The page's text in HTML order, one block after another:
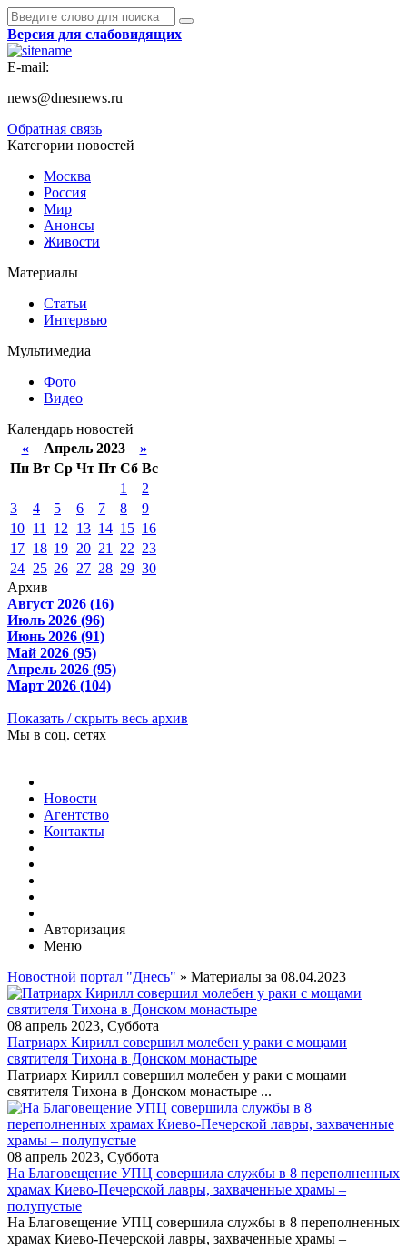
Версия для слабовидящих
E-mail:
news@dnesnews.ru
Обратная связь
Категории новостей
Москва
Россия
Мир
Анонсы
Живости
Материалы
Статьи
Интервью
Мультимедиа
Фото
Видео
Календарь новостей
«Апрель 2023 »
Пн Вт Ср Чт Пт Сб Вс
1
2
3
4 5 6 7 8
9
10 11 12 13 14 15 16
17 18 19 20 21 22 23
24 25 26 27 28 29 30
Архив
Август 2026 (16)
Июль 2026 (96)
Июнь 2026 (91)
Май 2026 (95)
Апрель 2026 (95)
Март 2026 (104)
Показать / скрыть весь архив
Мы в соц. сетях
Новости
Агентство
Контакты
Авторизация
Меню
Новостной портал "Днесь" » Материалы за 08.04.2023
08 апрель 2023, Суббота
Патриарх Кирилл совершил молебен у раки с мощами
святителя Тихона в Донском монастыре
Патриарх Кирилл совершил молебен у раки с мощами
святителя Тихона в Донском монастыре ...
08 апрель 2023, Суббота
На Благовещение УПЦ совершила службы в 8 переполненных
храмах Киево-Печерской лавры, захваченные храмы –
полупустые
На Благовещение УПЦ совершила службы в 8 переполненных
храмах Киево-Печерской лавры, захваченные храмы –